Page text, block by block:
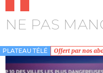
NE PAS
PLATEAU TÉLÉ Offert par nos